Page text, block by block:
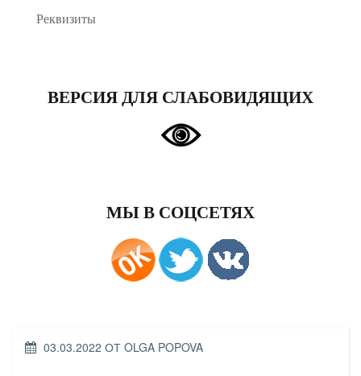
Реквизиты
ВЕРСИЯ ДЛЯ СЛАБОВИДЯЩИХ
МЫ В СОЦСЕТЯХ
ОПУБЛИКОВАНО
03.03.2022 ОТ OLGA POPOVA